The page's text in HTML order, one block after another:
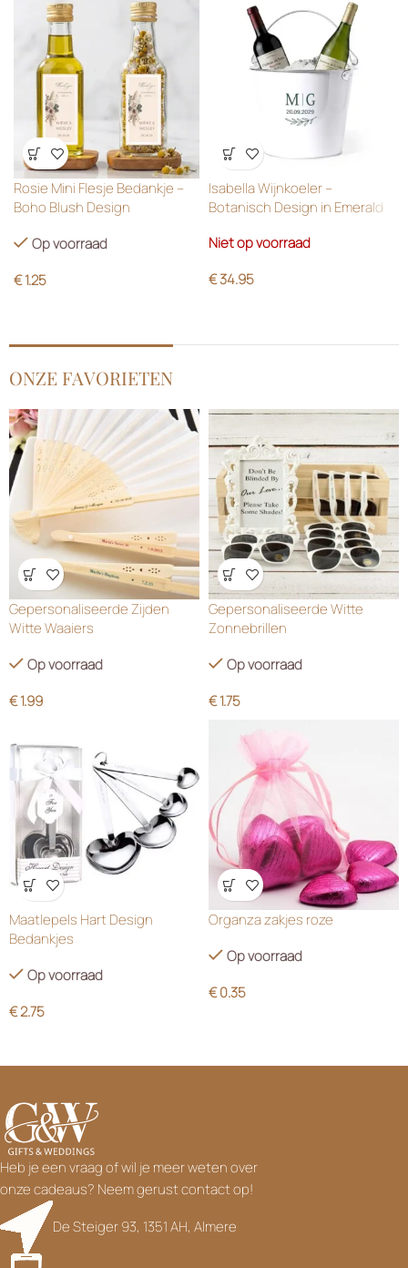
Wensenlijst
Rosie Mini Flesje Bedankje –
Boho Blush Design
Op voorraad
€1.25
Wensenlijst
Isabella Wijnkoeler –
Botanisch Design in Emerald
Niet op voorraad
€34.95
ONZE FAVORIETEN
Wensenlijst
Gepersonaliseerde Zijden
Witte Waaiers
Op voorraad
€1.99
Wensenlijst
Gepersonaliseerde Witte
Zonnebrillen
Op voorraad
€1.75
Wensenlijst
Maatlepels Hart Design
Bedankjes
Op voorraad
€2.75
Wensenlijst
Organza zakjes roze
Op voorraad
€0.35
Heb je een vraag of wil je meer weten over
onze cadeaus? Neem gerust contact op!
De Steiger 93, 1351 AH, Almere